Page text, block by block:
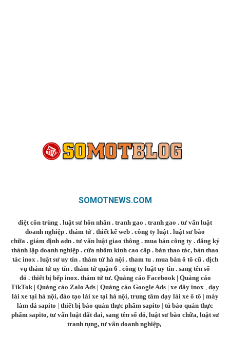
SOMOTNEWS.COM
diệt côn trùng . luật sư hôn nhân . tranh gao . tranh gao . tư vấn luật
doanh nghiệp . thám tử . thiết kế web . công ty luật . luật sư bào
chữa . giám định adn. tư vấn luật giao thông . mua bán công ty. đăng ký
thành lập doanh nghiệp . cửa nhôm kính cao cấp . bàn thao tác, bàn thao
tác inox . luật sư uy tín. thám tử hà nội . tham tu. mua bán ô tô cũ. dịch
vụ thám tử uy tín . thám tử quận 6 . công ty luật uy tín . sang tên sổ
đỏ . thiết bị bếp inox. thám tử tư. Quảng cáo Facebook| Quảng cáo
TikTok | Quảng cáo Zalo Ads | Quảng cáo Google Ads | xe đẩy inox
dạy
lái xe tại hà nội, đào tạo lái xe tại hà nội, trung tâm dạy lái xe ô tô | máy
làm đá sapito | thiết bị bảo quản thực phẩm sapito | tủ bảo quản thực
phẩm sapito, tư vấn luật đất đai, sang tên sổ đỏ, luật sư bào chữa, luật sư
tranh tụng, tư vấn doanh nghiệp,